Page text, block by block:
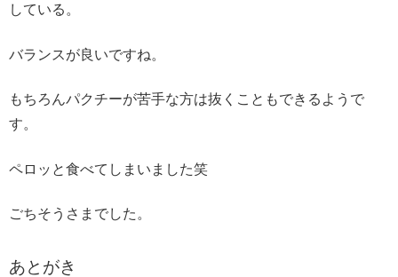
している。
バランスが良いですね。
もちろんパクチーが苦手な方は抜くこともできるようで
す。
ペロッと食べてしまいました笑
ごちそうさまでした。
あとがき